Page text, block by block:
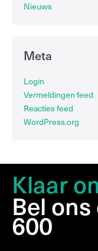
Nieuws
Meta
Login
Vermeldingen feed
Reacties feed
WordPress.org
Klaar
Bel
600